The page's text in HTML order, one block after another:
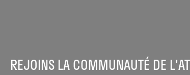
REJOINS LA COMMUNAUTÉ DE